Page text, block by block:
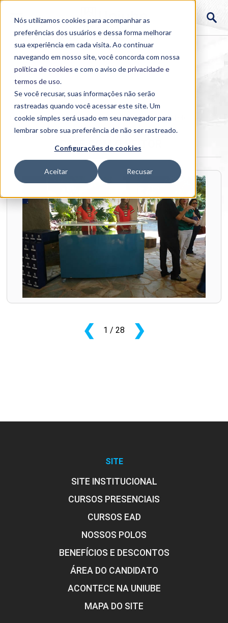
Nós utilizamos cookies para acompanhar as
preferências dos usuários e dessa forma melhorar
sua experiência em cada visita. Ao continuar
navegando em nosso site, você concorda com nossa
política de cookies e com o aviso deprivacidade e
termos de uso.
Se você recusar, suas informações não serão
rastreadas quando você acessar este site. Um
cookie simples será usado em seu navegador para
lembrar sobre sua preferência de não ser rastreado.
Configurações de cookies
Aceitar Recusar
Home > Institucional > Galerias > CAFÉ COM O REITOR
CAFÉ COM O REITOR
❮ 1 / 28 ❯
SITE
SITE INSTITUCIONAL
CURSOS PRESENCIAIS
CURSOS EAD
NOSSOS POLOS
BENEFÍCIOS E DESCONTOS
ÁREA DO CANDIDATO
ACONTECE NA UNIUBE
MAPA DO SITE